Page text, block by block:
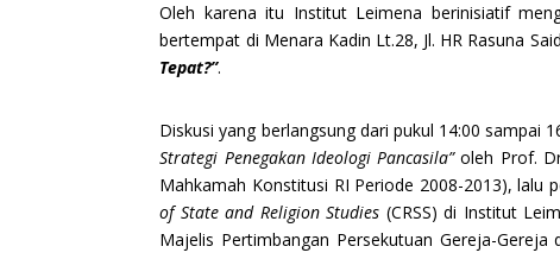
Oleh karena itu Institut Leimena berinisiatif
bertempat di Menara Kadin Lt.28, Jl. HR Rasuna
Tepat?”.
Diskusi yang berlangsung dari pukul 14:00 sampai
Strategi Penegakan Ideologi Pancasila”oleh Prof.
Mahkamah Konstitusi RI Periode 2008-2013),
of State and Religion Studies (CRSS) di Institut
Majelis Pertimbangan Persekutuan Gereja-Gereja